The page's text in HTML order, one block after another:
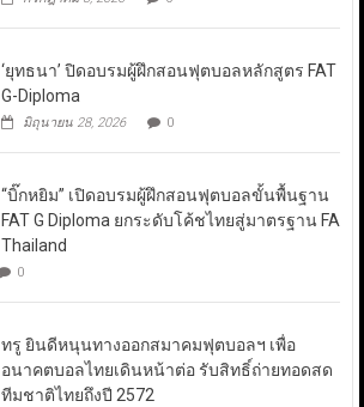
‘ยุทธนา’ ปิดอบรมผู้ฝึกสอนฟุตบอลหลักสูตร FAT
G-Diploma
มิถุนายน 28, 2026 0
“บิ๊กหยิม” เปิดอบรมผู้ฝึกสอนฟุตบอลขั้นพื้นฐาน
FAT G Diploma ยกระดับโค้ชไทยสู่มาตรฐาน FA
Thailand
0
ทรู ยินดีหนุนทางออกสมาคมฟุตบอลฯ เพื่อ
อนาคตบอลไทยเดินหน้าต่อ รับสิทธิ์ถ่ายทอดสด
ทีมชาติไทยถึงปี 2572